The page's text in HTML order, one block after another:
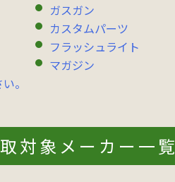
ガスガン
カスタムパーツ
フラッシュライト
マガジン
。
対象メーカー一覧